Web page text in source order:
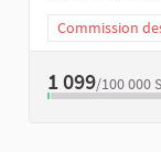
Commission
1 099/100 000